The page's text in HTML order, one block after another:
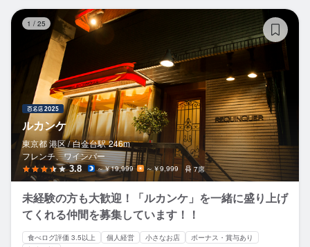
1 / 25
ルカンケ
東京都 港区 / 白金台駅 246m
フレンチ、ワインバー
3.8 ～￥19,999 ～￥9,999 7席
未経験の方も大歓迎！「ルカンケ」を一緒に盛り上げ
てくれる仲間を募集しています！！
食べログ評価 3.5以上 個人経営 小さなお店
ボーナス・賞与あり